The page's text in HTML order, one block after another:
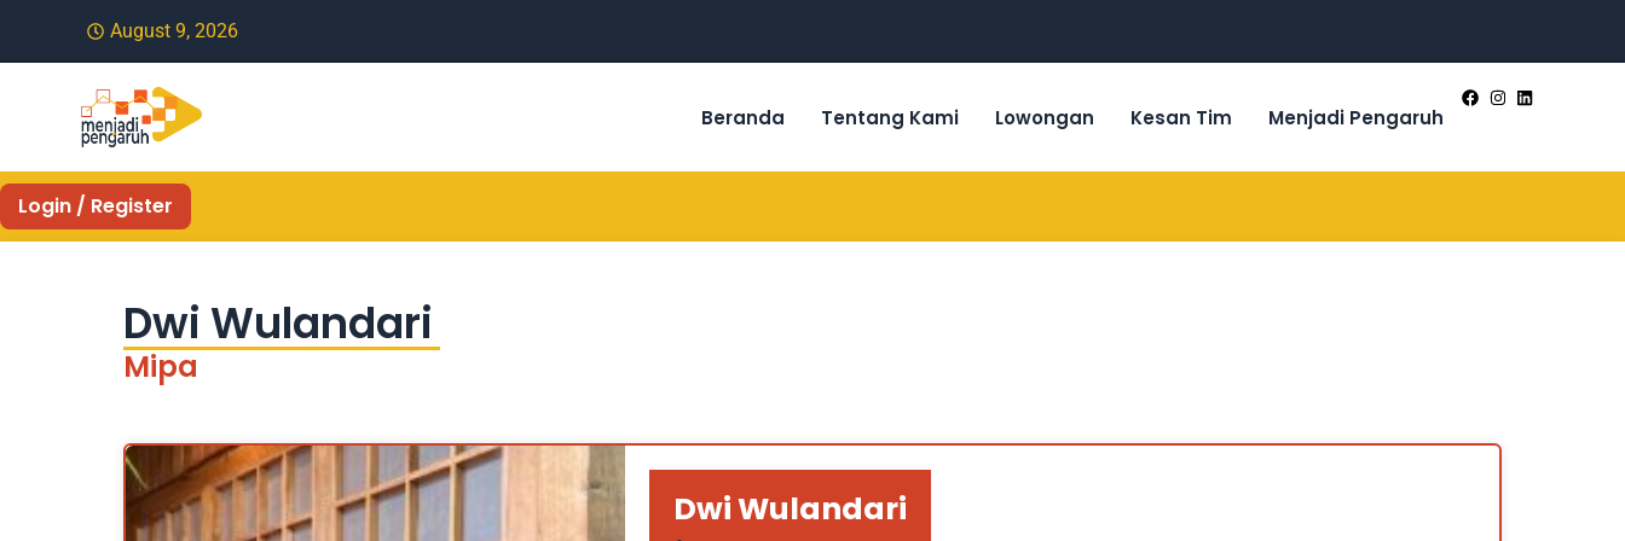
August 9, 2026
Beranda Tentang Kami Lowongan Kesan Tim Menjadi Pengaruh
Login / Register
Dwi Wulandari
Mipa
Dwi Wulandari